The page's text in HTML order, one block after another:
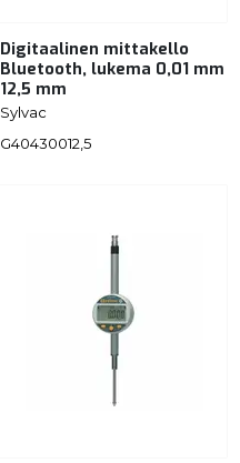
Digitaalinen mittakello
Bluetooth, lukema 0,01 mm
12,5 mm
Sylvac
G40430012,5